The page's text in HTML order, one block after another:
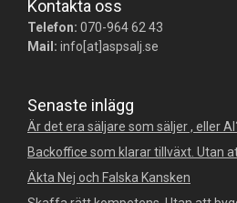
Kontakta oss
Telefon: 070-964 62 43
Mail: info[at]aspsalj.se
Senaste inlägg
Är det era säljare som säljer , eller
Backoffice som klarar tillväxt. Utan
Äkta Nej och Falska Kansken